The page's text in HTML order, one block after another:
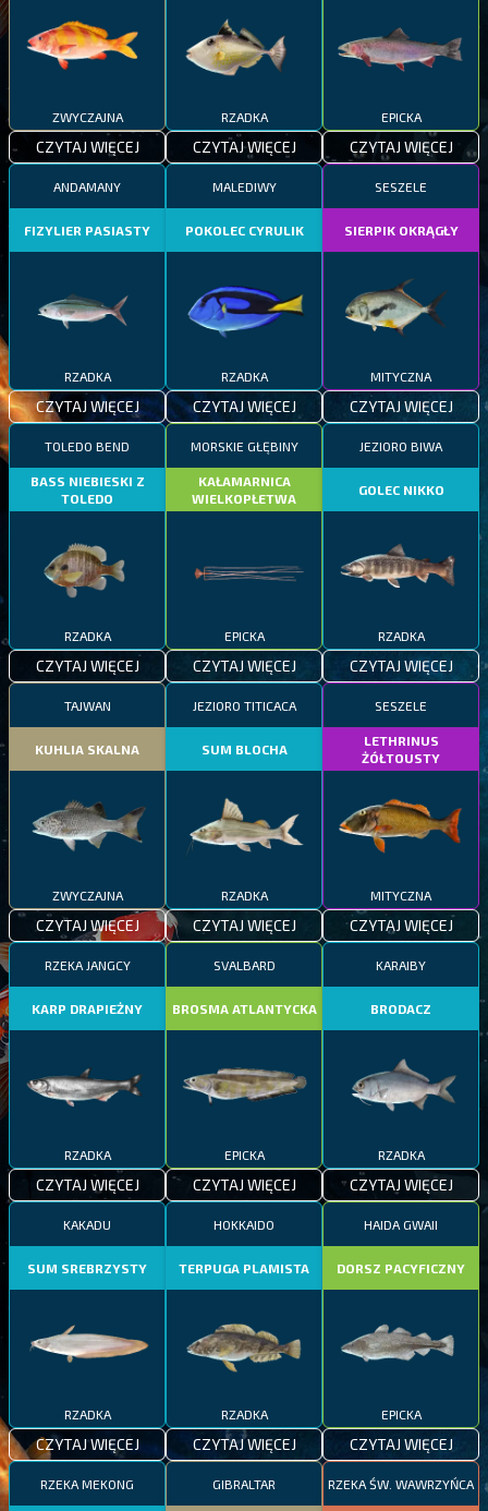
ZWYCZAJNA
CZYTAJ WIĘCEJ
RZADKA
CZYTAJ WIĘCEJ
EPICKA
CZYTAJ WIĘCEJ
ANDAMANY
FIZYLIER PASIASTY
RZADKA
CZYTAJ WIĘCEJ
MALEDIWY
POKOLEC CYRULIK
RZADKA
CZYTAJ WIĘCEJ
SESZELE
SIERPIK OKRĄGŁY
MITYCZNA
CZYTAJ WIĘCEJ
TOLEDO BEND
BASS NIEBIESKI Z
TOLEDO
RZADKA
CZYTAJ WIĘCEJ
MORSKIE GŁĘBINY
KAŁAMARNICA
WIELKOPŁETWA
EPICKA
CZYTAJ WIĘCEJ
JEZIORO BIWA
GOLEC NIKKO
RZADKA
CZYTAJ WIĘCEJ
TAJWAN
KUHLIA SKALNA
ZWYCZAJNA
CZYTAJ WIĘCEJ
JEZIORO TITICACA
SUM BLOCHA
RZADKA
CZYTAJ WIĘCEJ
SESZELE
LETHRINUS
ŻÓŁTOUSTY
MITYCZNA
CZYTAJ WIĘCEJ
RZEKA JANGCY
KARP DRAPIEŻNY
RZADKA
CZYTAJ WIĘCEJ
SVALBARD
BROSMA ATLANTYCKA
EPICKA
CZYTAJ WIĘCEJ
KARAIBY
BRODACZ
RZADKA
CZYTAJ WIĘCEJ
KAKADU
SUM SREBRZYSTY
RZADKA
CZYTAJ WIĘCEJ
HOKKAIDO
TERPUGA PLAMISTA
RZADKA
CZYTAJ WIĘCEJ
HAIDA GWAII
DORSZ PACYFICZNY
EPICKA
CZYTAJ WIĘCEJ
RZEKA MEKONG GIBRALTAR RZEKA ŚW. WAWRZYŃCA